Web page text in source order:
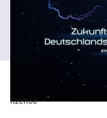
Itzehoe –